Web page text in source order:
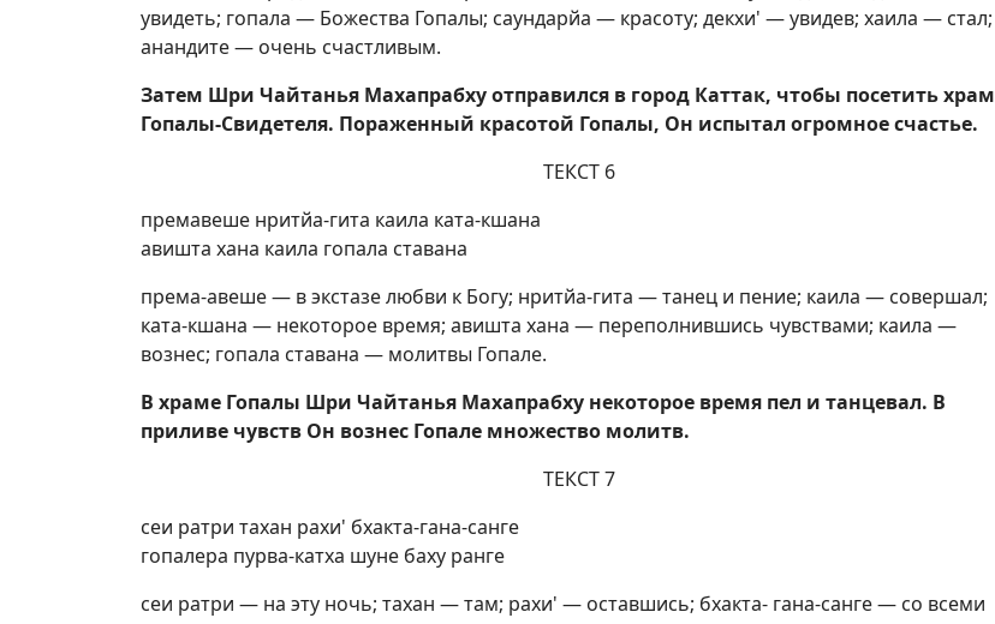
увидеть; гопала — Божества Гопалы; саундарйа — красоту; декхи' — увидев; хаила — стал;
анандите — очень счастливым.
Затем Шри Чайтанья Махапрабху отправился в город Каттак, чтобы посетить храм
Гопалы-Свидетеля. Пораженный красотой Гопалы, Он испытал огромное счастье.
ТЕКСТ 6
премавеше нритйа-гита каила ката-кшана
авишта хана каила гопала ставана
према-авеше — в экстазе любви к Богу; нритйа-гита — танец и пение; каила — совершал;
ката-кшана — некоторое время; авишта хана — переполнившись чувствами; каила —
вознес; гопала ставана — молитвы Гопале.
В храме Гопалы Шри Чайтанья Махапрабху некоторое время пел и танцевал. В
приливе чувств Он вознес Гопале множество молитв.
ТЕКСТ 7
сеи ратри тахан рахи' бхакта-гана-санге
гопалера пурва-катха шуне баху ранге
сеи ратри — на эту ночь; тахан — там; рахи' — оставшись; бхакта- гана-санге — со всеми